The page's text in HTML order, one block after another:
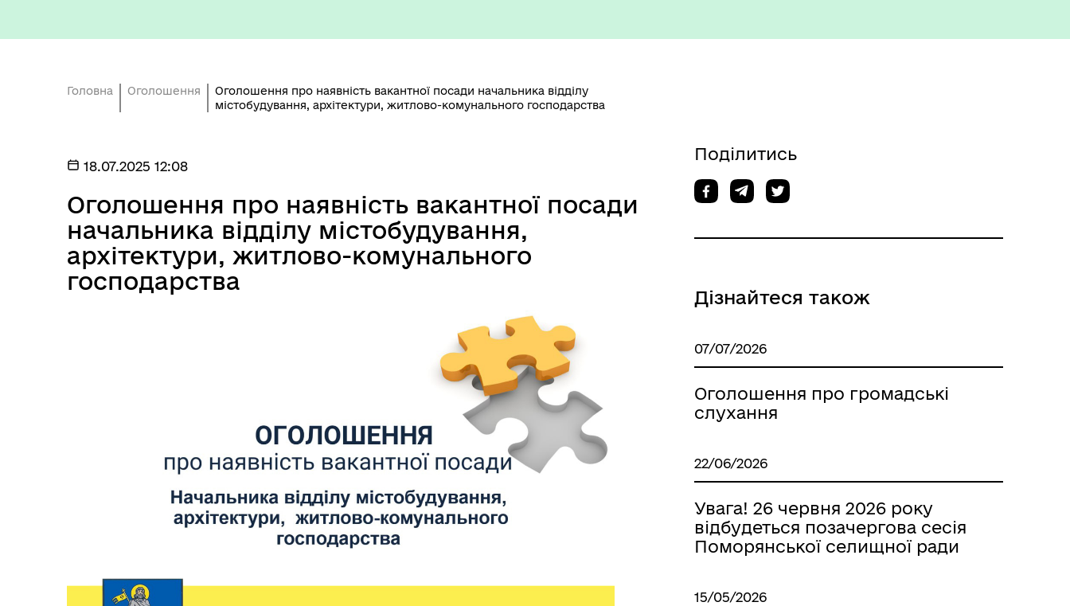
Місцеві податки та збои Фахівець із соціальної роботи
Головна Оголошення
Оголошення про наявність вакантної посади начальника відділу
містобудування, архітектури, житлово-комунального господарства
18.07.2025 12:08
Оголошення про наявність вакантної посади
начальника відділу містобудування,
архітектури, житлово-комунального
господарства
Поділитись
Дізнайтеся також
07/07/2026
Оголошення про громадські
слухання
22/06/2026
Увага! 26 червня 2026 року
відбудеться позачергова сесія
Поморянської селищної ради
15/05/2026